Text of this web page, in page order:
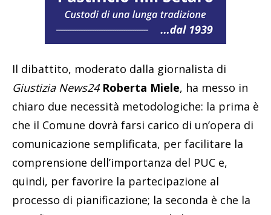
Il dibattito, moderato dalla giornalista di
Giustizia News24 Roberta Miele, ha messo in
chiaro due necessità metodologiche: la prima è
che il Comune dovrà farsi carico di un’opera di
comunicazione semplificata, per facilitare la
comprensione dell’importanza del PUC e,
quindi, per favorire la partecipazione al
processo di pianificazione; la seconda è che la